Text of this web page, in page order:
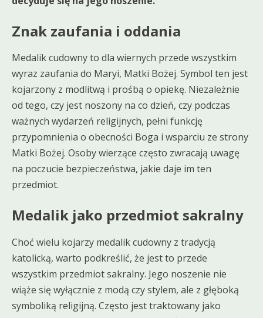
Znak zaufania i oddania
Medalik cudowny to dla wiernych przede wszystkim
wyraz zaufania do Maryi, Matki Bożej. Symbol ten jest
kojarzony z modlitwą i prośbą o opiekę. Niezależnie
od tego, czy jest noszony na co dzień, czy podczas
ważnych wydarzeń religijnych, pełni funkcję
przypomnienia o obecności Boga i wsparciu ze strony
Matki Bożej. Osoby wierzące często zwracają uwagę
na poczucie bezpieczeństwa, jakie daje im ten
przedmiot.
Medalik jako przedmiot sakralny
Choć wielu kojarzy medalik cudowny z tradycją
katolicką, warto podkreślić, że jest to przede
wszystkim przedmiot sakralny. Jego noszenie nie
wiąże się wyłącznie z modą czy stylem, ale z głęboką
symboliką religijną. Często jest traktowany jako